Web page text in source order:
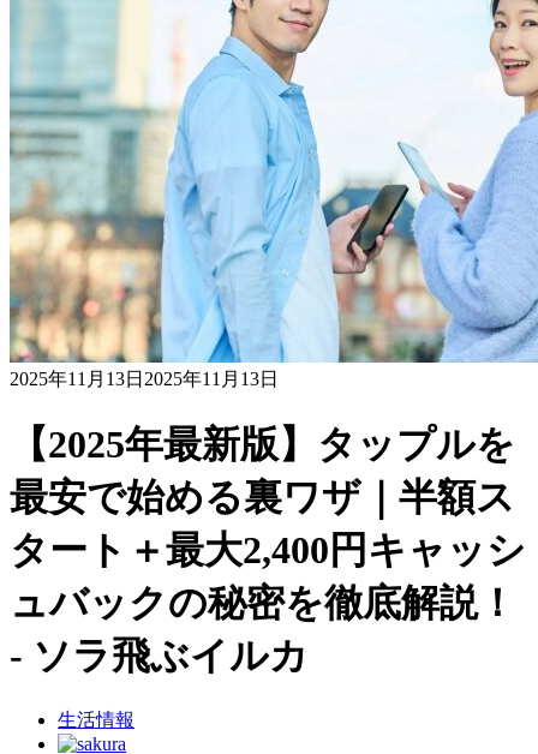
2025年11月13日 2025年11月13日
【2025年最新版】タップルを
最安で始める裏ワザ｜半額ス
タート＋最大2,400円キャッシ
ュバックの秘密を徹底解説！
- ソラ飛ぶイルカ
生活情報